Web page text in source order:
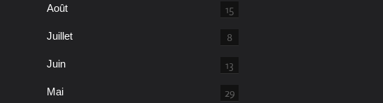
Août 15
Juillet 8
Juin 13
Mai 29